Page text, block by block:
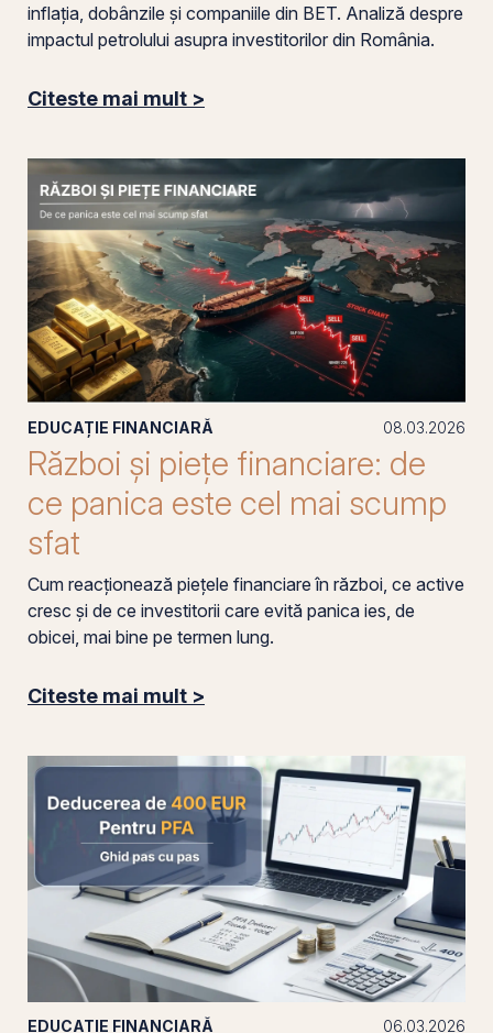
inflația, dobânzile și companiile din BET. Analiză despre
impactul petrolului asupra investitorilor din România.
Citeste mai mult >
EDUCAȚIE FINANCIARĂ 08.03.2026
Război și piețe financiare: de
ce panica este cel mai scump
sfat
Cum reacționează piețele financiare în război, ce active
cresc și de ce investitorii care evită panica ies, de
obicei, mai bine pe termen lung.
Citeste mai mult >
EDUCAȚIE FINANCIARĂ 06.03.2026